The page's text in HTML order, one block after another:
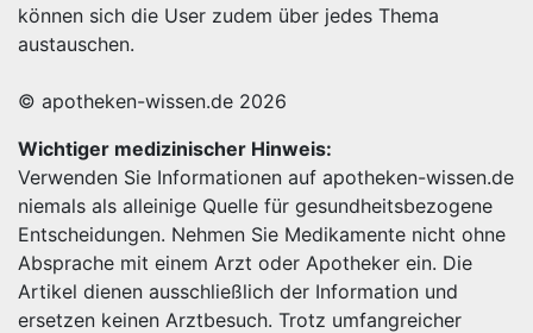
können sich die User zudem über jedes Thema
austauschen.
© apotheken-wissen.de 2026
Wichtiger medizinischer Hinweis:
Verwenden Sie Informationen auf apotheken-wissen.de
niemals als alleinige Quelle für gesundheitsbezogene
Entscheidungen. Nehmen Sie Medikamente nicht ohne
Absprache mit einem Arzt oder Apotheker ein. Die
Artikel dienen ausschließlich der Information und
ersetzen keinen Arztbesuch. Trotz umfangreicher